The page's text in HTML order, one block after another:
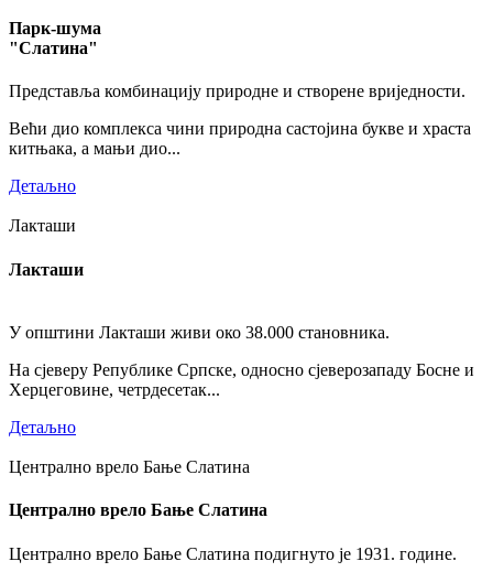
Парк-шума
"Слатина"
Представља комбинацију природне и створене вриједности.
Већи дио комплекса чини природна састојина букве и храста
китњака, а мањи дио...
Детаљно
Лакташи
Лакташи
У општини Лакташи живи око 38.000 становника.
На сјеверу Републике Српске, односно сјеверозападу Босне и
Херцеговине, четрдесетак...
Детаљно
Централно врело Бање Слатина
Централно врело Бање Слатина
Централно врело Бање Слатина подигнуто је 1931. године.